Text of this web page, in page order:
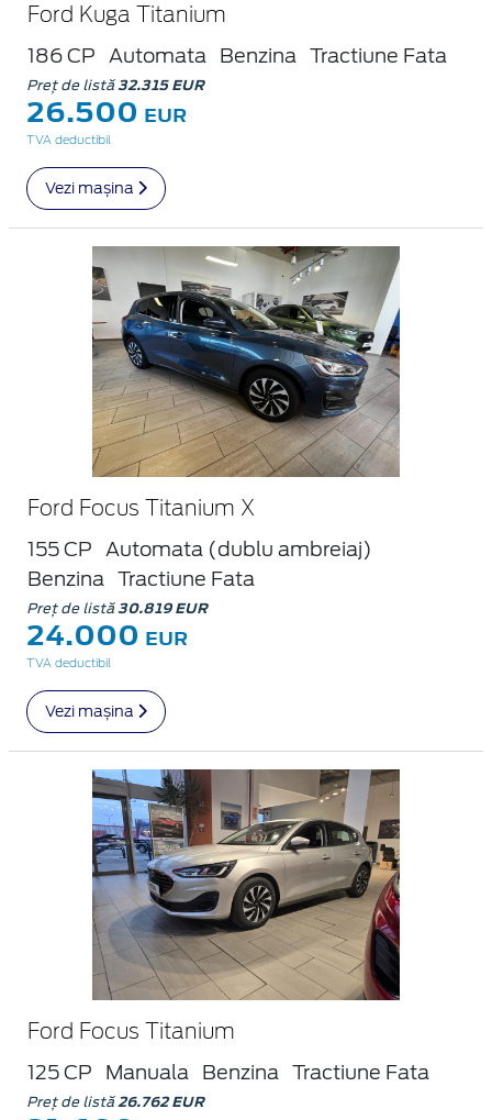
Ford Kuga Titanium
186 CP Automata Benzina Tractiune Fata
Preț de listă32.315 EUR
26.500 EUR
TVA deductibil
Vezi mașina
Ford Focus Titanium X
155 CP
Automata (dublu ambreiaj)
Benzina Tractiune Fata
Preț de listă30.819 EUR
24.000 EUR
TVA deductibil
Vezi mașina
Ford Focus Titanium
125 CP Manuala Benzina Tractiune Fata
Preț de listă26.762 EUR